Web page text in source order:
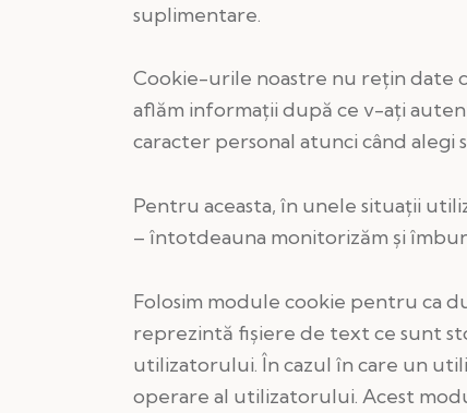
suplimentare.
Cookie-urile noastre nu rețin date
aflăm informații după ce v-ați
caracter personal atunci când
Pentru aceasta, în unele situații
– întotdeauna monitorizăm și
Folosim module cookie pentru ca
reprezintă fișiere de text ce sunt
utilizatorului. În cazul în care un
operare al utilizatorului. Acest